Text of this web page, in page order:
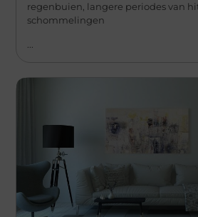
regenbuien, langere periodes van
schommelingen